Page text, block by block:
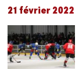
21 février 2022